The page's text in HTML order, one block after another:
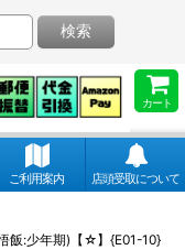
カート
検索
ご利用案内 店頭受取について
飯:少年期)【☆】{E01-10}